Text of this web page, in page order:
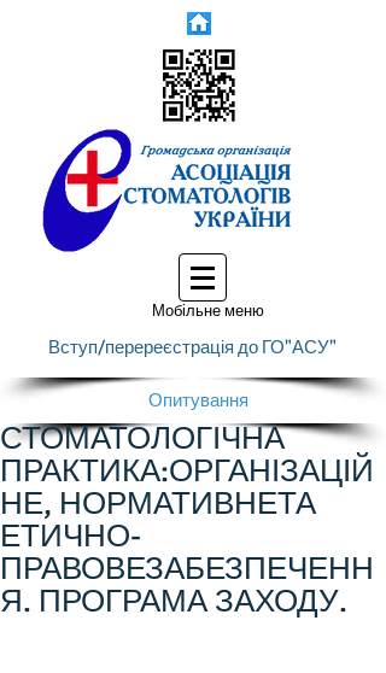
Мобільне меню
Вступ/перереєстрація до ГО"АСУ"
Опитування
СТОМАТОЛОГІЧНА
ПРАКТИКА:ОРГАНІЗАЦІЙ
НЕ, НОРМАТИВНЕТА
ЕТИЧНО-
ПРАВОВЕЗАБЕЗПЕЧЕНН
Я. ПРОГРАМА ЗАХОДУ.